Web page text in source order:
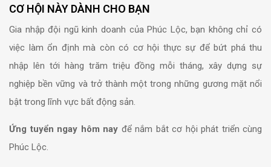
CƠ HỘI NÀY DÀNH CHO BẠN
Gia nhập đội ngũ kinh doanh của Phúc Lộc, bạn không chỉ có
việc làm ổn định mà còn có cơ hội thực sự để bứt phá thu
nhập lên tới hàng trăm triệu đồng mỗi tháng, xây dựng sự
nghiệp bền vững và trở thành một trong những gương mặt nổi
bật trong lĩnh vực bất động sản.
Ứng tuyển ngay hôm nay để nắm bắt cơ hội phát triển cùng
Phúc Lộc.